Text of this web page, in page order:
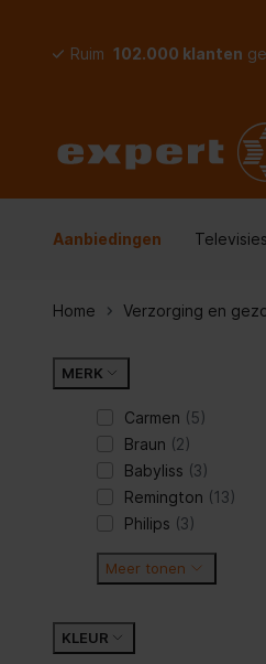
Ruim 102.000 klanten
Aanbiedingen Televisies
Home Verzorging en
MERK
Carmen (5)
Braun (2)
Babyliss (3)
Remington (13)
Philips (3)
Meer tonen
KLEUR